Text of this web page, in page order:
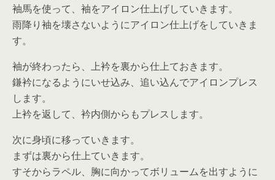
袖馬を使って、袖をアイロン仕上げしていきます。
雨降り袖を壊さないようにアイロン仕上げをしていきま
す。
袖が終わったら、上衿を裏から仕上ておきます。
鎌衿になるようにいせ込み、追い込んでアイロンプレス
します。
上衿を返して、衿内側からもプレスします。
次に身頃に移っていきます。
まずは裏から仕上ていきます。
すそからラペル、胸に向かってボリュームを出すように